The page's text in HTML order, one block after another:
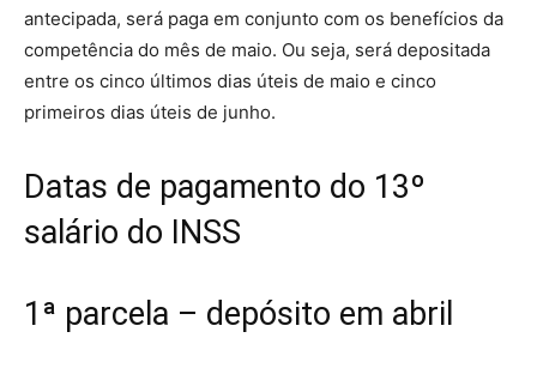
antecipada, será paga em conjunto com os benefícios da
competência do mês de maio. Ou seja, será depositada
entre os cinco últimos dias úteis de maio e cinco
primeiros dias úteis de junho.
Datas de pagamento do 13º
salário do INSS
1ª parcela – depósito em abril